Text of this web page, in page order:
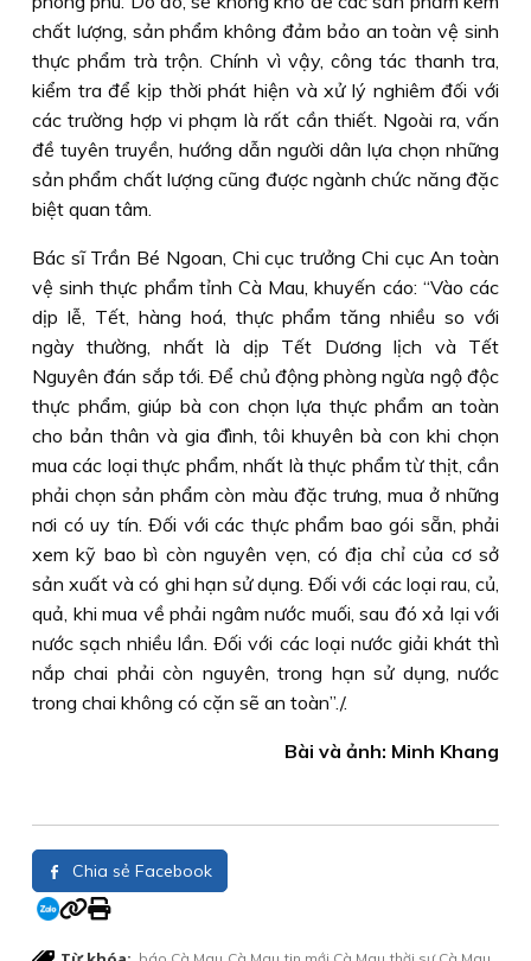
chất lượng, sản phẩm không đảm bảo an toàn vệ sinh
thực phẩm trà trộn. Chính vì vậy, công tác thanh tra,
kiểm tra để kịp thời phát hiện và xử lý nghiêm đối với
các trường hợp vi phạm là rất cần thiết. Ngoài ra, vấn
đề tuyên truyền, hướng dẫn người dân lựa chọn những
sản phẩm chất lượng cũng được ngành chức năng đặc
biệt quan tâm.
Bác sĩ Trần Bé Ngoan, Chi cục trưởng Chi cục An toàn
vệ sinh thực phẩm tỉnh Cà Mau, khuyến cáo: “Vào các
dịp lễ, Tết, hàng hoá, thực phẩm tăng nhiều so với
ngày thường, nhất là dịp Tết Dương lịch và Tết
Nguyên đán sắp tới. Ðể chủ động phòng ngừa ngộ độc
thực phẩm, giúp bà con chọn lựa thực phẩm an toàn
cho bản thân và gia đình, tôi khuyên bà con khi chọn
mua các loại thực phẩm, nhất là thực phẩm từ thịt, cần
phải chọn sản phẩm còn màu đặc trưng, mua ở những
nơi có uy tín. Ðối với các thực phẩm bao gói sẵn, phải
xem kỹ bao bì còn nguyên vẹn, có địa chỉ của cơ sở
sản xuất và có ghi hạn sử dụng. Ðối với các loại rau, củ,
quả, khi mua về phải ngâm nước muối, sau đó xả lại với
nước sạch nhiều lần. Ðối với các loại nước giải khát thì
nắp chai phải còn nguyên, trong hạn sử dụng, nước
trong chai không có cặn sẽ an toàn”./.
Bài và ảnh: Minh Khang
Chia sẻ Facebook